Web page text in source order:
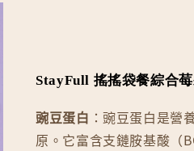
StayFull 搖搖袋餐綜合
豌豆蛋白 ：豌豆蛋白是營
原。它富含支鏈胺基酸（